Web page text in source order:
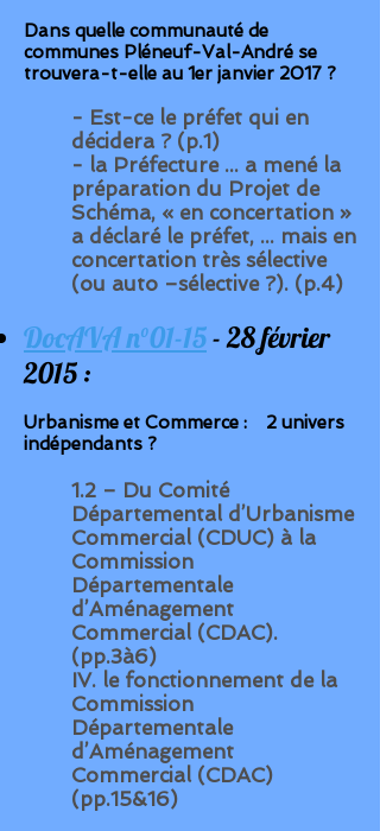
Dans quelle communauté de
communes Pléneuf-Val-André se
trouvera-t-elle au 1er janvier 2017 ?
- Est-ce le préfet qui en
décidera ? (p.1)
- la Préfecture... a mené la
préparation du Projet de
Schéma, « en concertation »
a déclaré le préfet, ... mais en
concertation très sélective
(ou auto –sélective ?). (p.4)
DocAVA n°01-15- 28 février
2015 :
Urbanisme et Commerce : 2 univers
indépendants ?
1.2 – Du Comité
Départemental d’Urbanisme
Commercial (CDUC) à la
Commission
Départementale
d’Aménagement
Commercial (CDAC).
(pp.3à6)
IV. le fonctionnement de la
Commission
Départementale
d’Aménagement
Commercial (CDAC)
(pp.15&16)